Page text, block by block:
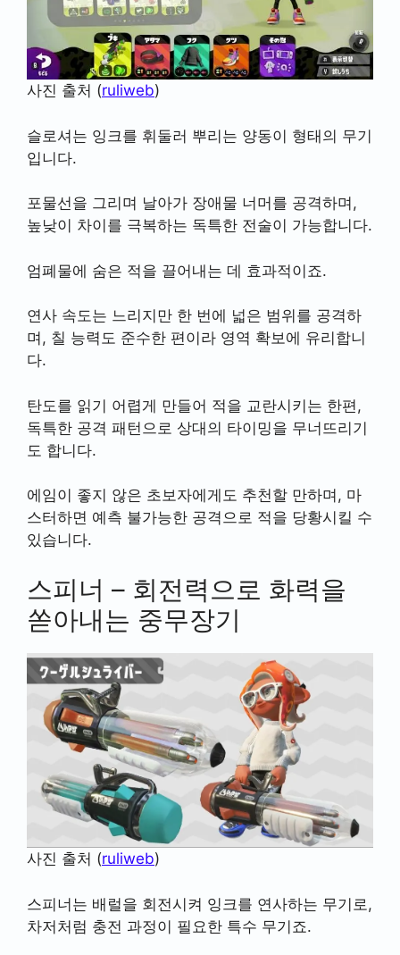
사진 출처 (ruliweb)
슬로셔는 잉크를 휘둘러 뿌리는 양동이 형태의 무기
입니다.
포물선을 그리며 날아가 장애물 너머를 공격하며,
높낮이 차이를 극복하는 독특한 전술이 가능합니다.
엄폐물에 숨은 적을 끌어내는 데 효과적이죠.
연사 속도는 느리지만 한 번에 넓은 범위를 공격하
며, 칠 능력도 준수한 편이라 영역 확보에 유리합니
다.
탄도를 읽기 어렵게 만들어 적을 교란시키는 한편,
독특한 공격 패턴으로 상대의 타이밍을 무너뜨리기
도 합니다.
에임이 좋지 않은 초보자에게도 추천할 만하며, 마
스터하면 예측 불가능한 공격으로 적을 당황시킬 수
있습니다.
스피너 – 회전력으로 화력을
쏟아내는 중무장기
사진 출처 (ruliweb)
스피너는 배럴을 회전시켜 잉크를 연사하는 무기로,
차저처럼 충전 과정이 필요한 특수 무기죠.